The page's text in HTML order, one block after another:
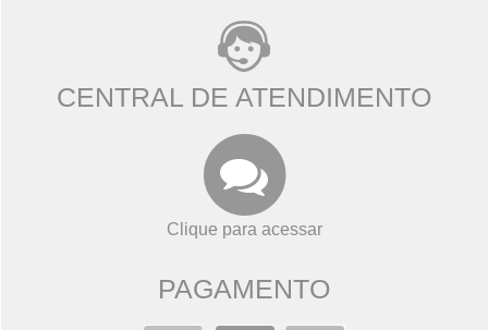
CENTRAL DE ATENDIMENTO
Clique para acessar
PAGAMENTO